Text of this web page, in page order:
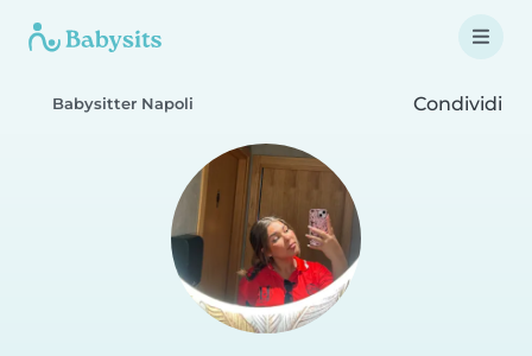
Babysitter Napoli Condividi